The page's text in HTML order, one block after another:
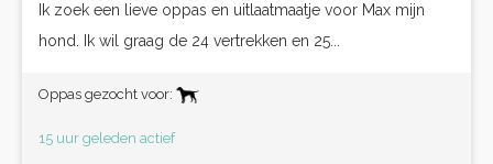
Ik zoek een lieve oppas en uitlaatmaatje voor Max mijn
hond. Ik wil graag de 24 vertrekken en 25...
Oppas gezocht voor:
15 uur geleden actief